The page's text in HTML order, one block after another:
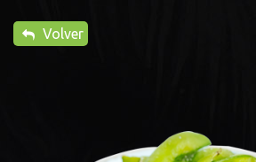
Volver